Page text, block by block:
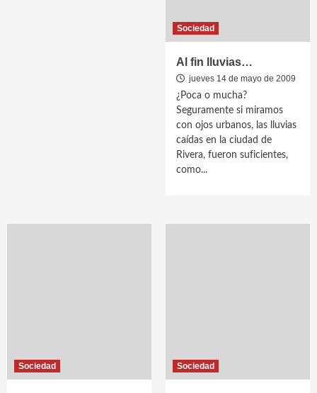
Sociedad
Al fin lluvias…
jueves 14 de mayo de 2009
¿Poca o mucha?
Seguramente si miramos
con ojos urbanos, las lluvias
caídas en la ciudad de
Rivera, fueron suficientes,
como...
Sociedad Sociedad